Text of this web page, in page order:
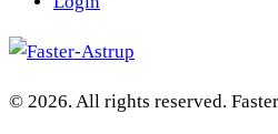
© 2026. All rights reserved.